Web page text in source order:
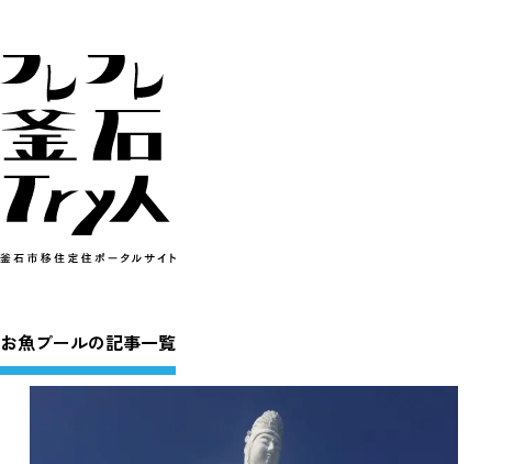
お魚プールの記事一覧